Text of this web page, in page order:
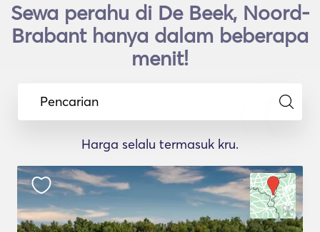
Sewa perahu di De Beek, Noord-
Brabant hanya dalam beberapa
menit!
Pencarian
Harga selalu termasuk kru.